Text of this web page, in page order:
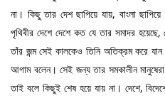
না। কিছু তার দেশ ছাপিয়ে যায়, বাংলা
পৃথিবীর দেশে দেশে কত যে তার সমাদর
তাঁর জন্ম সেই কালকেও তিনি অতিক্রম করে
আগাম বলেন। সেই জন্য তার সমকালীন
তাই বলে কিছুই শেষ হয়ে যায় না। দেশে,